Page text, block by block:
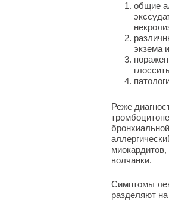
общие
экзема
Реже
волчанки.
Симптомы
разделяют